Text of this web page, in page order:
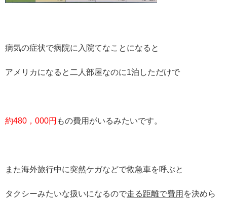
病気の症状で病院に入院てなことになると
アメリカになると二人部屋なのに1泊しただけで
約480，000円 もの費用がいるみたいです。
また海外旅行中に突然ケガなどで救急車を呼ぶと
タクシーみたいな扱いになるので走る距離で費用 を決めら